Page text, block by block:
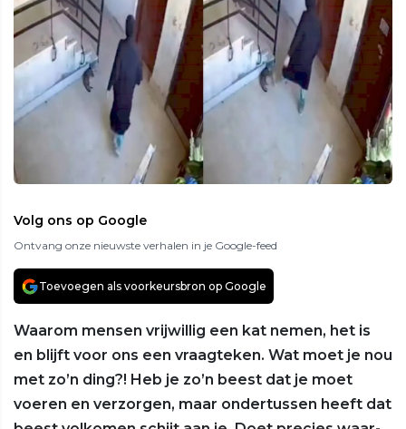
Volg ons op Google
Ontvang onze nieuwste verhalen in je Google-feed
Toevoegen als voorkeursbron op Google
Waarom mensen vrijwillig een kat nemen, het is
en blijft voor ons een vraagteken. Wat moet je nou
met zo’n ding?! Heb je zo’n beest dat je moet
voeren en verzorgen, maar ondertussen heeft dat